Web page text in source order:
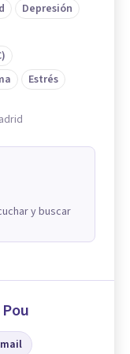
Depresión
Estrés
y buscar